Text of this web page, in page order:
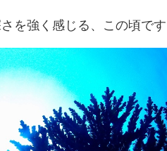
を強く感じる、この頃で